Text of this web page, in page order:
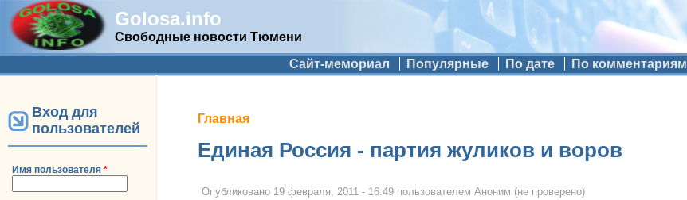
Golosa.info
Свободные новости Тюмени
Дополнительное меню Сайт-мемориал Популярные По дате По комментариям
Вход для
пользователей
Имя пользователя *
Вы здесь
Главная
Единая Россия - партия жуликов и воров
Опубликовано 19 февраля, 2011 - 16:49 пользователем Аноним (не проверено)